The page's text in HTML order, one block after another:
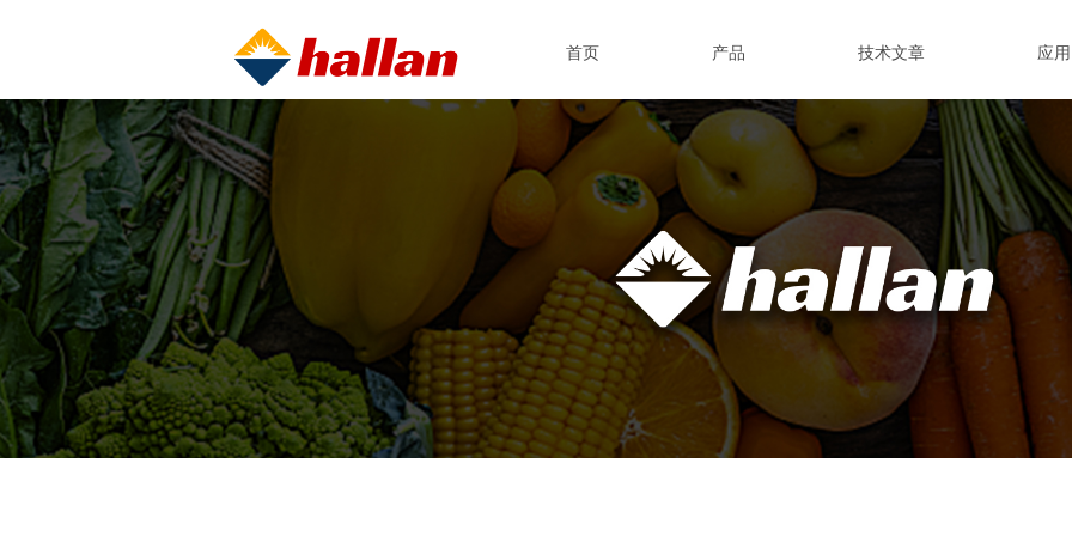
首页 产品 技术文章 应用